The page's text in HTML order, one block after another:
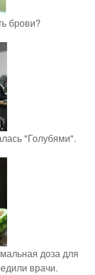
брови?
"Голубями".
доза для
врачи.